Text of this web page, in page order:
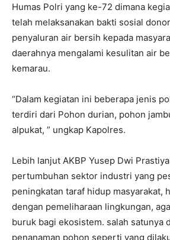
Humas Polri yang ke-72 dimana
telah melaksanakan bakti sosial
penyaluran air bersih kepada
daerahnya mengalami kesulitan air
kemarau.
“Dalam kegiatan ini beberapa jenis
terdiri dari Pohon durian, pohon
alpukat, ” ungkap Kapolres.
Lebih lanjut AKBP Yusep Dwi
pertumbuhan sektor industri yang
peningkatan taraf hidup masyarakat,
dengan pemeliharaan lingkungan,
buruk bagi ekosistem. salah satunya
penanaman pohon seperti yang